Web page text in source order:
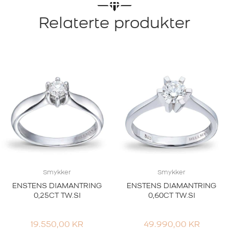
Relaterte produkter
Smykker
ENSTENS DIAMANTRING
0,25CT TW.SI
19.550,00 KR
Smykker
ENSTENS DIAMANTRING
0,60CT TW.SI
49.990,00 KR